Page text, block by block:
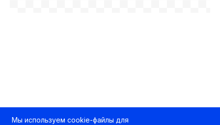
Мы используем cookie-файлы для